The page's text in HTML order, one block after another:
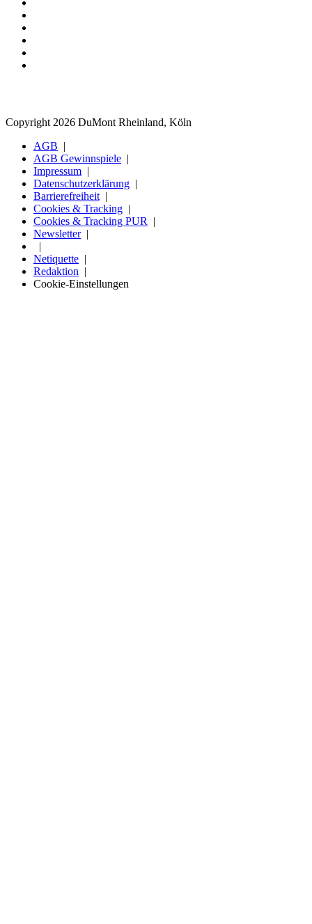
Copyright 2026 DuMont Rheinland, Köln
AGB
AGB Gewinnspiele
Impressum
Datenschutzerklärung
Barrierefreiheit
Cookies & Tracking
Cookies & Tracking PUR
Newsletter
Netiquette
Redaktion
Cookie-Einstellungen